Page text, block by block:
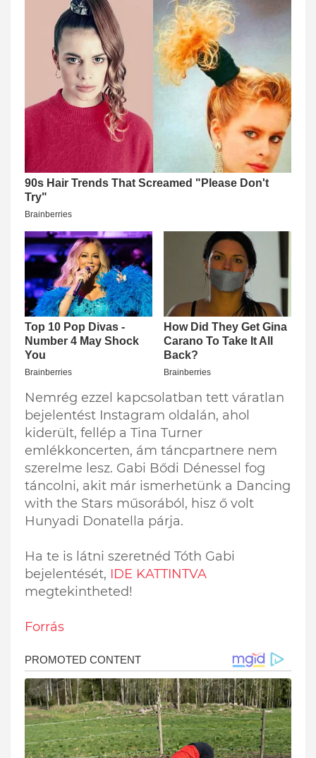
Nemrég ezzel kapcsolatban tett váratlan
bejelentést Instagram oldalán, ahol
kiderült, fellép a Tina Turner
emlékkoncerten, ám táncpartnere nem
szerelme lesz. Gabi Bődi Dénessel fog
táncolni, akit már ismerhetünk a Dancing
with the Stars műsorából, hisz ő volt
Hunyadi Donatella párja.
Ha te is látni szeretnéd Tóth Gabi
bejelentését, IDE KATTINTVA
megtekintheted!
Forrás